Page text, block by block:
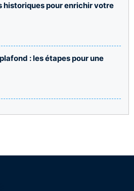
historiques pour enrichir votre
: les étapes pour une